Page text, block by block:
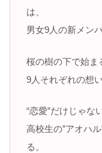
は、
男女9人の新メンバ
桜の樹の下で始ま
9人それぞれの想
“恋愛”だけじゃない
高校生の”アオハ
る。